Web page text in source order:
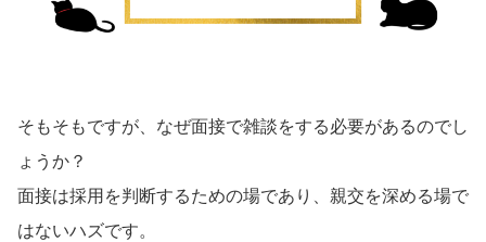
そもそもですが、なぜ面接で雑談をする必要があるのでし
ょうか？
面接は採用を判断するための場であり、親交を深める場で
はないハズです。